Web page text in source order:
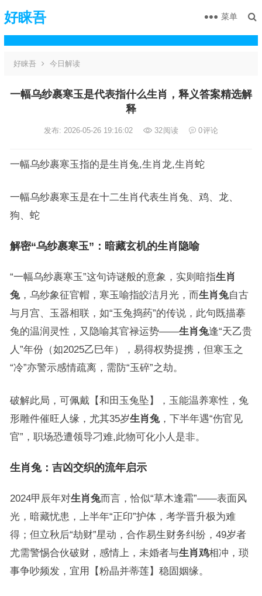
好睐吾 菜单
好睐吾 今日解读
一幅乌纱裹寒玉是代表指什么生肖，释义答案精选解
释
发布: 2026-05-26 19:16:02 32阅读 0评论
一幅乌纱裹寒玉指的是生肖兔,生肖龙,生肖蛇
一幅乌纱裹寒玉是在十二生肖代表生肖兔、鸡、龙、
狗、蛇
解密“乌纱裹寒玉”：暗藏玄机的生肖隐喻
“一幅乌纱裹寒玉”这句诗谜般的意象，实则暗指生肖
兔，乌纱象征官帽，寒玉喻指皎洁月光，而生肖兔自古
与月宫、玉器相联，如“玉兔捣药”的传说，此句既描摹
兔的温润灵性，又隐喻其官禄运势——生肖兔逢“天乙贵
人”年份（如2025乙巳年），易得权势提携，但寒玉之
“冷”亦警示感情疏离，需防“玉碎”之劫。
破解此局，可佩戴【和田玉兔坠】，玉能温养寒性，兔
形雕件催旺人缘，尤其35岁生肖兔，下半年遇“伤官见
官”，职场恐遭领导刁难,此物可化小人是非。
生肖兔：吉凶交织的流年启示
2024甲辰年对生肖兔而言，恰似“草木逢霜”——表面风
光，暗藏忧患，上半年“正印”护体，考学晋升极为难
得；但立秋后“劫财”星动，合作易生财务纠纷，49岁者
尤需警惕合伙破财，感情上，未婚者与生肖鸡相冲，琐
事争吵频发，宜用【粉晶并蒂莲】稳固姻缘。